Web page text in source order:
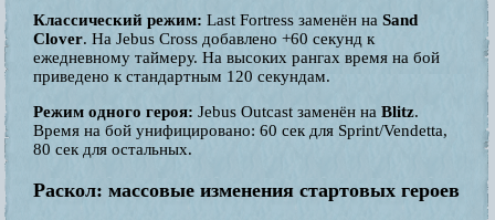
Классический режим: Last Fortress заменён на Sand
Clover. На Jebus Cross добавлено +60 секунд к
ежедневному таймеру. На высоких рангах время на бой
приведено к стандартным 120 секундам.
Режим одного героя: Jebus Outcast заменён на Blitz.
Время на бой унифицировано: 60 сек для Sprint/Vendetta,
80 сек для остальных.
Раскол: массовые изменения стартовых героев